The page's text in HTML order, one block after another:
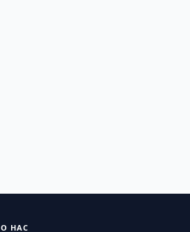
О НАС